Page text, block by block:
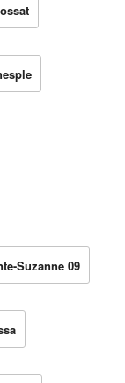
Suzanne 09